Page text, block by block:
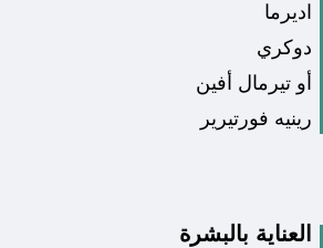
اديرما
دوكري
أو تيرمال أفين
رينيه فورتيرير
العناية بالبشرة